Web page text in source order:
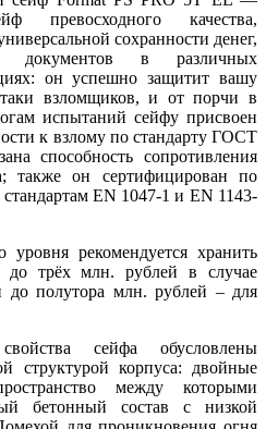
превосходного качества,
сохранности денег,
в различных
он успешно защитит вашу
взломщиков, и от порчи в
испытаний сейфу присвоен
к взлому по стандарту ГОСТ
способность сопротивления
также он сертифицирован по
EN 1047-1 и EN 1143-
рекомендуется хранить
трёх млн. рублей в случае
до полутора млн. рублей – для
сейфа обусловлены
структурой корпуса: двойные
между которыми
бетонный состав с низкой